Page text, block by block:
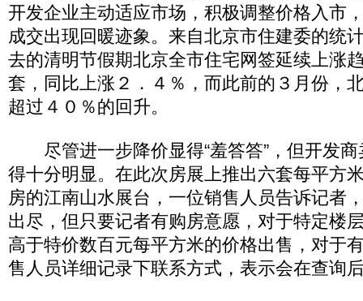
开发企业主动适应市场，积极调整价格入市
成交出现回暖迹象。来自北京市住建委的统
去的清明节假期北京全市住宅网签延续上涨
套，同比上涨２．４％，而此前的３月份，
超过４０％的回升。
尽管进一步降价显得“羞答答”，但开发商
得十分明显。在此次房展上推出六套每平方
房的江南山水展台，一位销售人员告诉记者
出尽，但只要记者有购房意愿，对于特定楼
高于特价数百元每平方米的价格出售，对于
售人员详细记录下联系方式，表示会在查询